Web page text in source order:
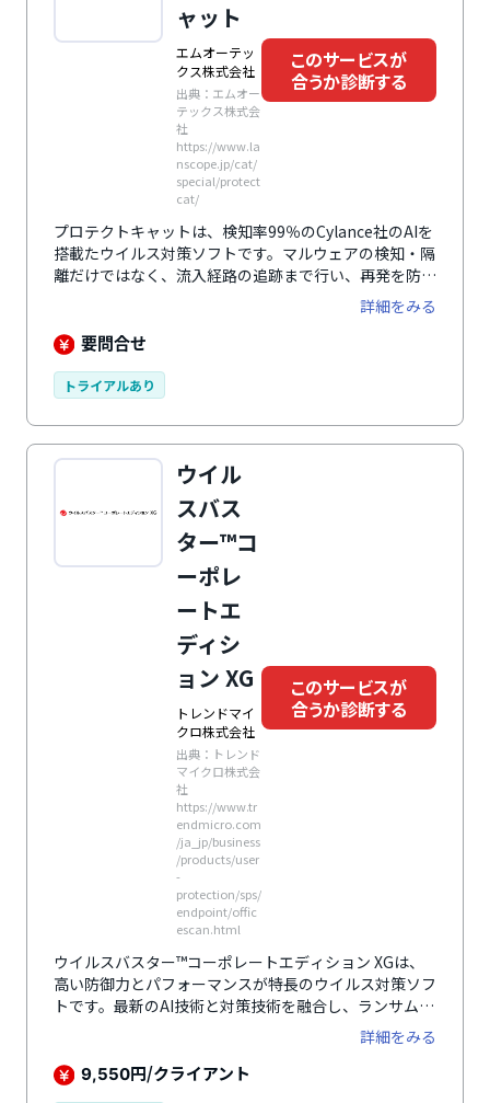
ャット
エムオーテッ
クス株式会社
出典：エムオー
テックス株式会
社
https://www.la
nscope.jp/cat/
special/protect
cat/
このサービスが
合うか診断する
プロテクトキャットは、検知率99％のCylance社のAIを
搭載たウイルス対策ソフトです。マルウェアの検知・隔
離だけではなく、流入経路の追跡まで行い、再発を防ぎ
詳細をみる
要問合せ
トライアルあり
ウイル
スバス
ター™コ
ーポレ
ートエ
ディシ
ョン XG
トレンドマイ
クロ株式会社
出典：トレンド
マイクロ株式会
社
https://www.tr
endmicro.com
/ja_jp/business
/products/user
-
protection/sps/
endpoint/offic
escan.html
このサービスが
合うか診断する
ウイルスバスター™コーポレートエディション XGは、
高い防御力とパフォーマンスが特長のウイルス対策ソフ
トです。最新のAI技術と対策技術を融合し、ランサムウ
詳細をみる
9,550円/クライアント